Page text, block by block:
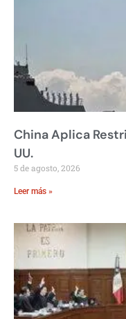
China Aplica
UU.
5 de agosto, 2026
Leer más »